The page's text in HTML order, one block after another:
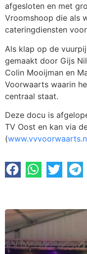
afgesloten en met
Vroomshoop die als
cateringdiensten
Als klap op de
gemaakt door Gijs
Colin Mooijman en
Voorwaarts waarin
centraal staat.
Deze docu is
TV Oost en kan via
(